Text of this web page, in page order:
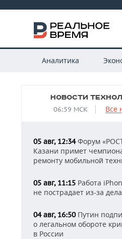
Аналитика
НОВОСТИ
06:59 МСК Все
05 авг, 12:34Форум
Казани примет
ремонту мобильной
05 авг, 11:15 Работа
не пострадает из-за
04 авг, 16:50Путин
о легальном обороте
в России